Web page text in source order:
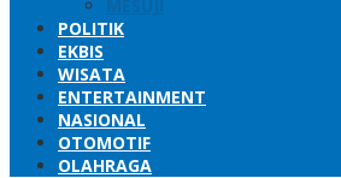
MESUJI
POLITIK
EKBIS
WISATA
ENTERTAINMENT
NASIONAL
OTOMOTIF
OLAHRAGA